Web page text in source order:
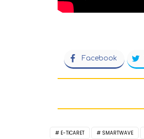
Facebook
E-TICARET SMARTWAVE